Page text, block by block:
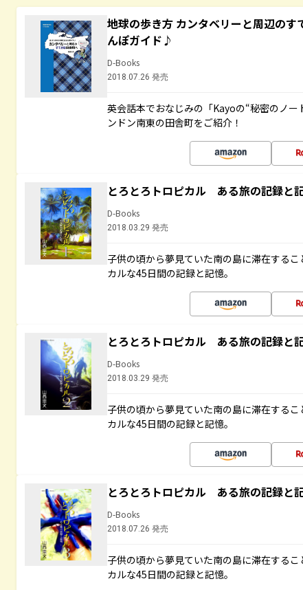
地球の歩き方 カンタベリーと周辺の
んぽガイド♪
D-Books
2018.07.26 発売
英会話本でおなじみの「Kayoの“秘密のノ
ンドン南東の田舎町をご紹介！
とろとろトロピカル ある旅の記録と
D-Books
2018.03.29 発売
子供の頃から夢見ていた南の島に滞在する
カルな45日間の記録と記憶。
とろとろトロピカル ある旅の記録と
D-Books
2018.03.29 発売
子供の頃から夢見ていた南の島に滞在する
カルな45日間の記録と記憶。
とろとろトロピカル ある旅の記録と
D-Books
2018.07.26 発売
子供の頃から夢見ていた南の島に滞在する
カルな45日間の記録と記憶。